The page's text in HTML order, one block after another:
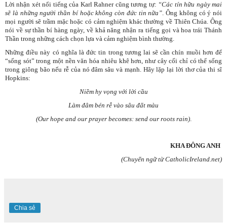
Lời nhận xét nổi tiếng của Karl Rahner cũng tương tự: “Các tín hữu ngày mai
sẽ là những người thần bí hoặc không còn đức tin nữa”. Ông không có ý nói
mọi người sẽ trầm mặc hoặc có cảm nghiệm khác thường về Thiên Chúa. Ông
nói về sự thần bí hàng ngày, về khả năng nhận ra tiếng gọi và hoa trái Thánh
Thần trong những cách chọn lựa và cảm nghiệm bình thường.
Những điều này có nghĩa là đức tin trong tương lai sẽ cần chín muồi hơn để
“sống sót” trong một nền văn hóa nhiêu khê hơn, như cây cối chỉ có thể sống
trong giông bão nếu rễ của nó đâm sâu và mạnh. Hãy lặp lại lời thơ của thi sĩ
Hopkins:
Niềm hy vọng với lời cầu
Làm đâm bén rễ vào sâu đất màu
(Our hope and our prayer becomes: send our roots rain).
KHAĐÔNG ANH
(Chuyển ngữ từ CatholicIreland.net)
Chia sẻ